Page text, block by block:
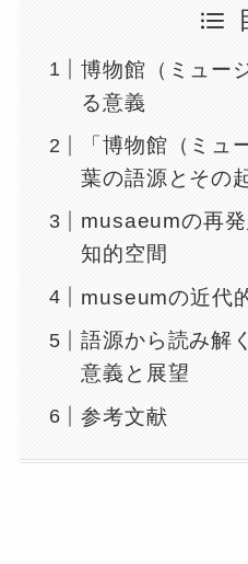
博物館（ミュー
る意義
「博物館（ミュ
葉の語源とその
musaeumの再
知的空間
museumの近代
語源から読み解
意義と展望
参考文献